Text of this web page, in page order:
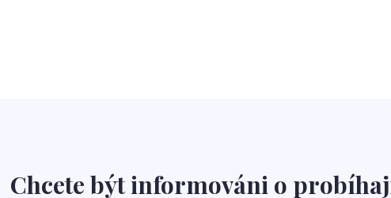
Chcete být informováni o